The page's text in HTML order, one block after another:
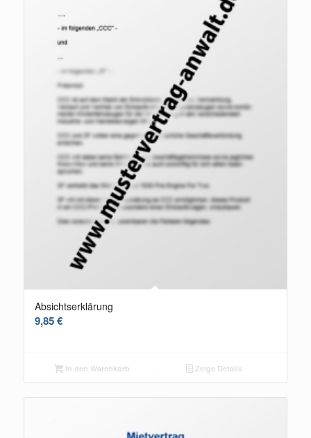
Absichtserklärung
9,85€
In den Warenkorb Zeige Details